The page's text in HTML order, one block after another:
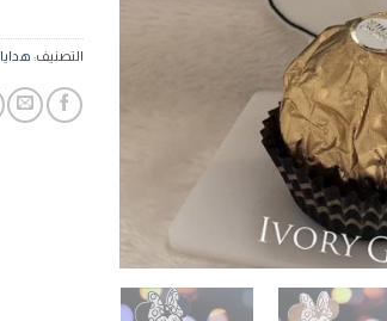
التصنيف: هدايا